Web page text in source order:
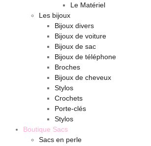
Le Matériel
Les bijoux
Bijoux divers
Bijoux de voiture
Bijoux de sac
Bijoux de téléphone
Broches
Bijoux de cheveux
Stylos
Crochets
Porte-clés
Stylos
Boutique Sacs
Sacs en perle